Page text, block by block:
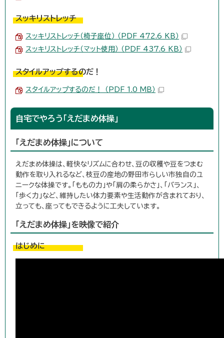
スッキリストレッチ
スッキリストレッチ（椅子座位） （PDF 472.6 KB）
スッキリストレッチ（マット使用） （PDF 437.6 KB）
スタイルアップするのだ！
スタイルアップするのだ！ （PDF 1.0 MB）
自宅でやろう「えだまめ体操」
「えだまめ体操」について
えだまめ体操は、軽快なリズムに合わせ、豆の収穫や豆をつまむ
動作を取り入れるなど、枝豆の産地の野田市らしい市独自のユ
ニークな体操です。「ももの力」や「肩の柔らかさ」、「バランス」、
「歩く力」など、維持したい体力要素や生活動作が含まれており、
立っても、座ってもできるように工夫しています。
「えだまめ体操」を映像で紹介
はじめに